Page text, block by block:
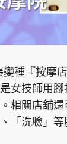
種『按摩
女技師用
相關店舖
「洗臉」